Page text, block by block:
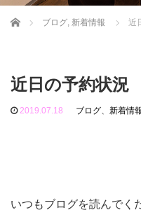
Home ブログ, 新着情報 近
近日の予約状況
2019.07.18 ブログ、 新着情
いつもブログを読んでく